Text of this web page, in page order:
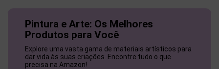
Pintura e Arte: Os Melhores
Produtos para Você
Explore uma vasta gama de materiais artísticos para
dar vida às suas criações. Encontre tudo o que
precisa na Amazon!